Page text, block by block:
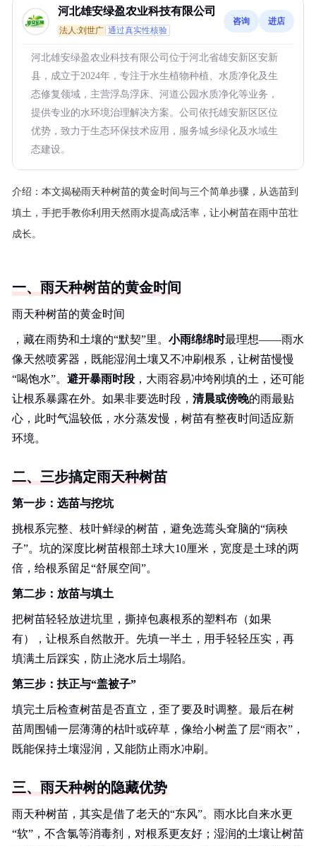
河北雄安绿盈农业科技有限公司
法人:刘世广 通过真实性核验
咨询 进店
河北雄安绿盈农业科技有限公司位于河北省雄安新区安新
县，成立于2024年，专注于水生植物种植、水质净化及生
态修复领域，主营浮岛浮床、河道公园水质净化等业务，
提供专业的水环境治理解决方案。公司依托雄安新区区位
优势，致力于生态环保技术应用，服务城乡绿化及水域生
态建设。
介绍： 本文揭秘雨天种树苗的黄金时间与三个简单步骤，从选苗到
填土，手把手教你利用天然雨水提高成活率，让小树苗在雨中茁壮
成长。
一、雨天种树苗的黄金时间
雨天种树苗的黄金时间
，藏在雨势和土壤的“默契”里。 小雨绵绵时最理想——雨水
像天然喷雾器，既能湿润土壤又不冲刷根系，让树苗慢慢
“喝饱水”。 避开暴雨时段 ，大雨容易冲垮刚填的土，还可能
让根系暴露在外。如果非要选时段， 清晨或傍晚的雨最贴
心，此时气温较低，水分蒸发慢，树苗有整夜时间适应新
环境。
二、三步搞定雨天种树苗
第一步：选苗与挖坑
挑根系完整、枝叶鲜绿的树苗，避免选蔫头耷脑的“病秧
子”。坑的深度比树苗根部土球大10厘米，宽度是土球的两
倍，给根系留足“舒展空间”。
第二步：放苗与填土
把树苗轻轻放进坑里，撕掉包裹根系的塑料布（如果
有），让根系自然散开。先填一半土，用手轻轻压实，再
填满土后踩实，防止浇水后土塌陷。
第三步：扶正与“盖被子”
填完土后检查树苗是否直立，歪了要及时调整。最后在树
苗周围铺一层薄薄的枯叶或碎草，像给小树盖了层“雨衣”，
既能保持土壤湿润，又能防止雨水冲刷。
三、雨天种树的隐藏优势
雨天种树苗，其实是借了老天的“东风”。雨水比自来水更
“软”，不含氯等消毒剂，对根系更友好；湿润的土壤让树苗